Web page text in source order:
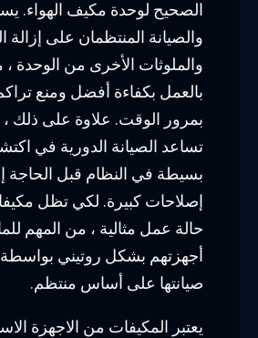
الصحيح لوحدة مكيف الهواء.
والصيانة المنتظمان على إزالة
والملوثات الأخرى من الوحدة ،
بالعمل بكفاءة أفضل ومنع
بمرور الوقت. علاوة على ذلك
تساعد الصيانة الدورية في
بسيطة في النظام قبل الحاجة
إصلاحات كبيرة. لكي تظل
حالة عمل مثالية ، من المهم
أجهزتهم بشكل روتيني
صيانتها على أساس منتظم.
يعتبر المكيفات من الاجهزة